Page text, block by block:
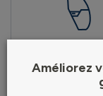
Améliorez